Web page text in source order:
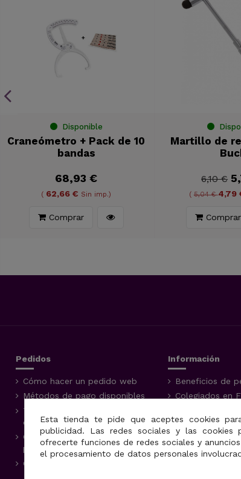
Disponible
Craneómetro + Pack de 10
bandas
68,93 €
( 62,66 € Sin imp.)
Comprar
Martillo de
6,10 €
(5,04 €4,79
Comprar
Pedidos
Cómo hacer un pedido web
Métodos de pago disponibles
Tiempos y métodos de
entrega
Conocer el estado de mi
pedido
Cómo elegir tu camilla
Información
Beneficios de
Colegiados en
Devoluciones
Opiniones y
productos
Esta tienda te pide que aceptes cookies
publicidad. Las redes sociales y las cookies
ofrecerte funciones de redes sociales y
el procesamiento de datos personales